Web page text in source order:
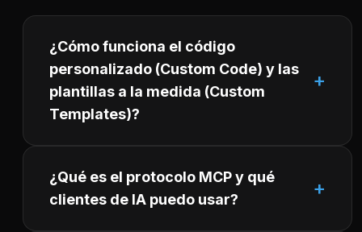
¿Cómo funciona el código
personalizado (Custom Code) y las
plantillas a la medida (Custom
Templates)?
¿Qué es el protocolo MCP y qué
clientes de IA puedo usar?